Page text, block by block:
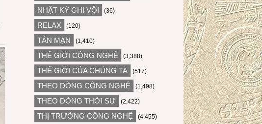
NHẬT KÝ GHI VỘI (36)
RELAX (120)
TẢN MẠN (1,410)
THẾ GIỚI CÔNG NGHỆ (3,388)
THẾ GIỚI CỦA CHÚNG TA (517)
THEO DÒNG CÔNG NGHỆ (1,498)
THEO DÒNG THỜI SỰ (2,422)
THỊ TRƯỜNG CÔNG NGHỆ (4,455)